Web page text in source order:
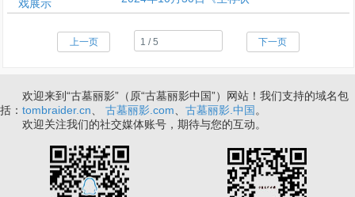
上一页 下一页
欢迎来到“古墓丽影”（原“古墓丽影中国”）网站！我们支持的域名包
括： tombraider.cn 古墓丽影.com 古墓丽影.中国 。
欢迎关注我们的社交媒体账号，期待与您的互动。